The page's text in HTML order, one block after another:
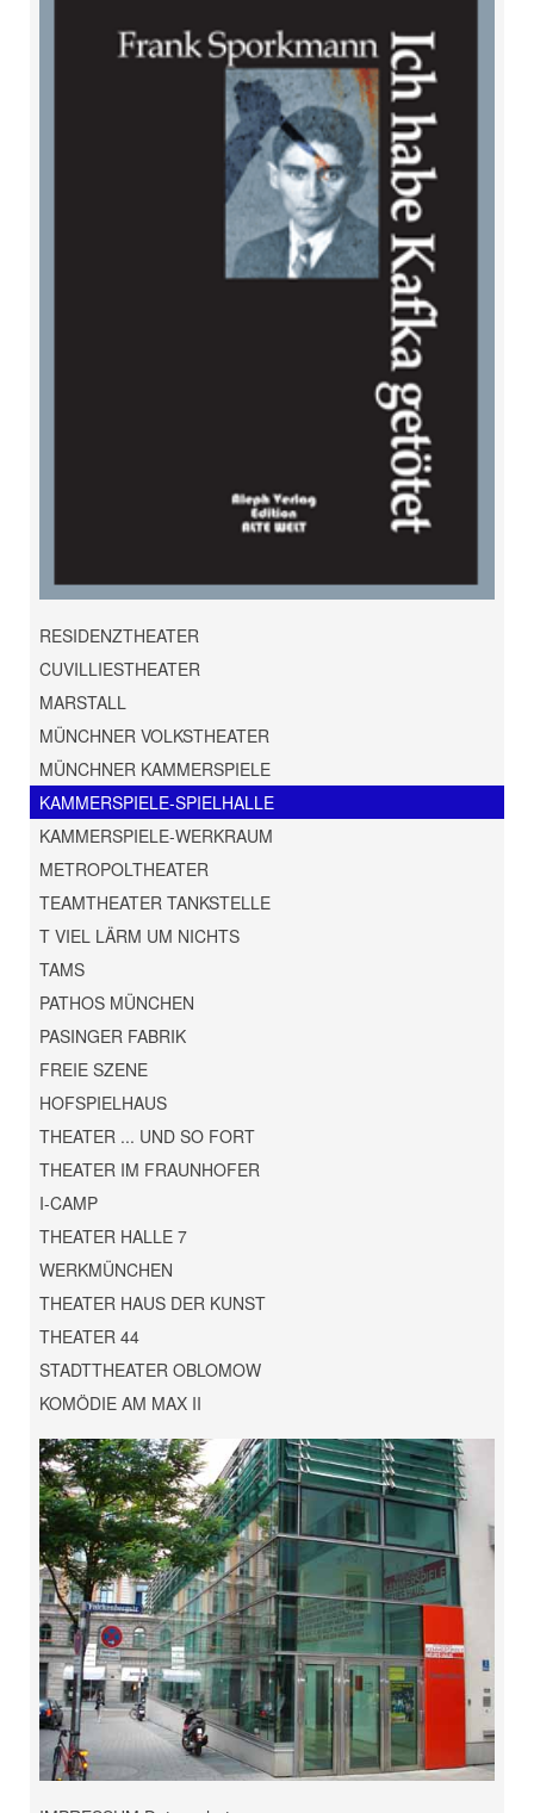
RESIDENZTHEATER
CUVILLIESTHEATER
MARSTALL
MÜNCHNER VOLKSTHEATER
MÜNCHNER KAMMERSPIELE
KAMMERSPIELE-SPIELHALLE
KAMMERSPIELE-WERKRAUM
METROPOLTHEATER
TEAMTHEATER TANKSTELLE
T VIEL LÄRM UM NICHTS
TAMS
PATHOS MÜNCHEN
PASINGER FABRIK
FREIE SZENE
HOFSPIELHAUS
THEATER ... UND SO FORT
THEATER IM FRAUNHOFER
I-CAMP
THEATER HALLE 7
WERKMÜNCHEN
THEATER HAUS DER KUNST
THEATER 44
STADTTHEATER OBLOMOW
KOMÖDIE AM MAX II